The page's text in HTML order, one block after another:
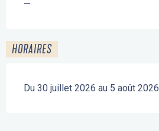
—
HORAIRES
Du 30 juillet 2026 au 5 août 2026